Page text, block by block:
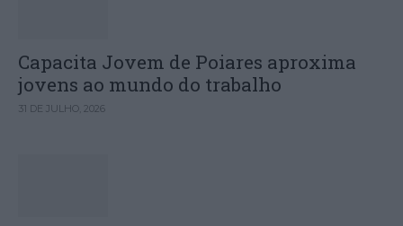
Capacita Jovem de Poiares aproxima
jovens ao mundo do trabalho
31 DE JULHO, 2026